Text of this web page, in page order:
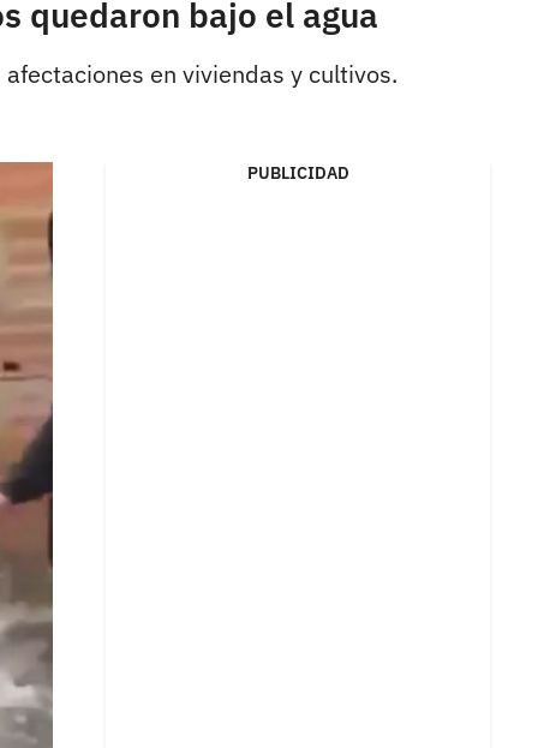
quedaron bajo el agua
en viviendas y cultivos.
PUBLICIDAD